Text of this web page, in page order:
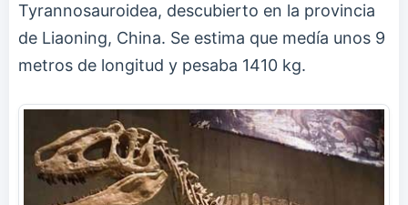
Tyrannosauroidea, descubierto en la provincia
de Liaoning, China. Se estima que medía unos 9
metros de longitud y pesaba 1410 kg.